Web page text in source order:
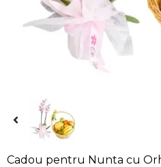
Cadou pentru Nunta cu